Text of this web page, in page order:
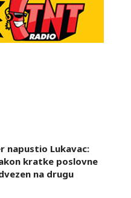
napustio Lukavac:
kratke poslovne
na drugu